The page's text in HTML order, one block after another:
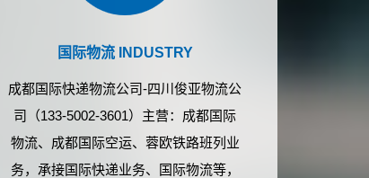
国际物流 INDUSTRY
成都国际快递物流公司-四川俊亚物流公
司（133-5002-3601）主营：成都国际
物流、成都国际空运、蓉欧铁路班列业
务，承接国际快递业务、国际物流等，